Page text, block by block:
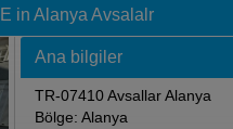
in Alanya Avsalalr
Ana bilgiler
TR-07410 Avsallar Alanya
Bölge: Alanya